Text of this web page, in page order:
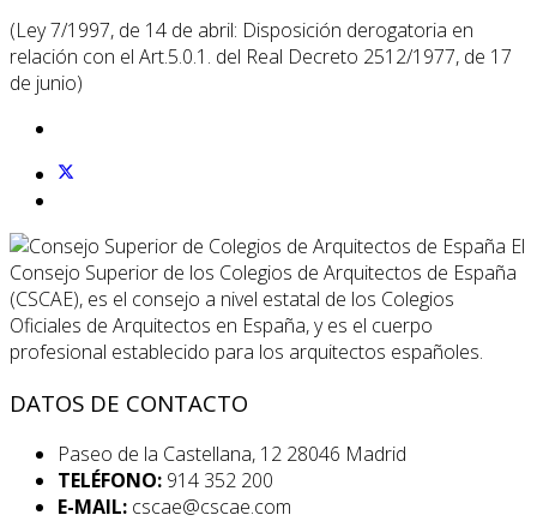
(Ley 7/1997, de 14 de abril: Disposición derogatoria en
relación con el Art.5.0.1. del Real Decreto 2512/1977, de 17
de junio)
El
Consejo Superior de los Colegios de Arquitectos de España
(CSCAE), es el consejo a nivel estatal de los Colegios
Oficiales de Arquitectos en España, y es el cuerpo
profesional establecido para los arquitectos españoles.
DATOS DE CONTACTO
Paseo de la Castellana, 12 28046 Madrid
TELÉFONO: 914 352 200
E-MAIL: cscae@cscae.com